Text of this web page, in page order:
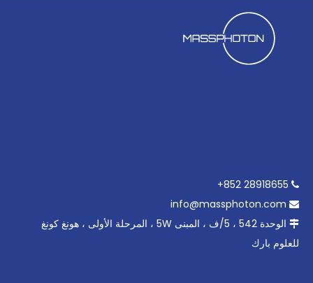



الوحدة 542 ، 5/ف ، المبنى 5W ، المرحلة الأولى ، هونغ كونغ
للعلوم بارك